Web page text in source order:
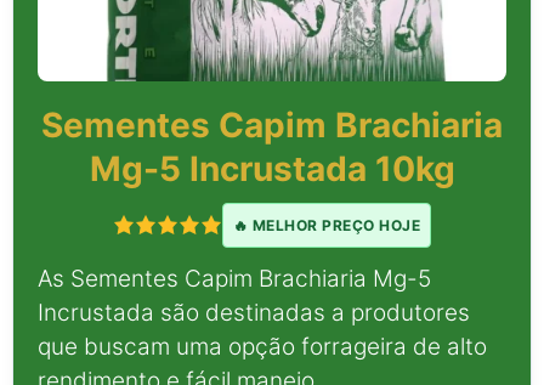
Sementes Capim Brachiaria
Mg-5 Incrustada 10kg
🔥 MELHOR PREÇO HOJE
As Sementes Capim Brachiaria Mg-5
Incrustada são destinadas a produtores
que buscam uma opção forrageira de alto